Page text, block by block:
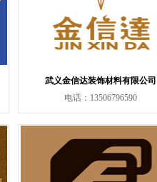
武义金信达装饰材料有限公司
电话：13506796590